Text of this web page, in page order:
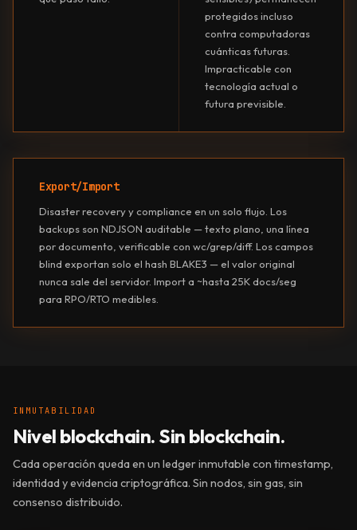
protegidos incluso
contra computadoras
cuánticas futuras.
Impracticable con
tecnología actual o
futura previsible.
Export/Import
Disaster recovery y compliance en un solo flujo. Los
backups son NDJSON auditable — texto plano, una línea
por documento, verificable con wc/grep/diff. Los campos
blind exportan solo el hash BLAKE3 — el valor original
nunca sale del servidor. Import a ~hasta 25K docs/seg
para RPO/RTO medibles.
INMUTABILIDAD
Nivel blockchain. Sin blockchain.
Cada operación queda en un ledger inmutable con timestamp,
identidad y evidencia criptográfica. Sin nodos, sin gas, sin
consenso distribuido.